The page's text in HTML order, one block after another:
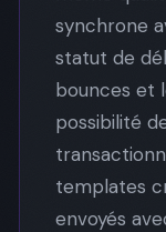
synchrone
statut de
bounces et
possibilité
templates
envoyés